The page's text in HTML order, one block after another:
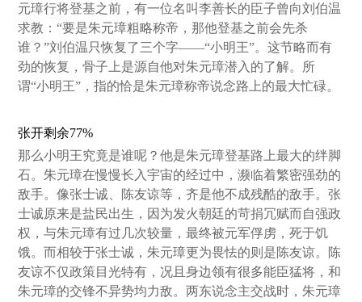
元璋行将登基之前，有一位名叫李善长的臣子曾向刘伯温
求教：“要是朱元璋粗略称帝，那他登基之前会先杀
谁？”刘伯温只恢复了三个字——“小明王”。这节略而有
劲的恢复，骨子上是源自他对朱元璋潜入的了解。所
谓“小明王”，指的恰是朱元璋称帝说念路上的最大忙碌。
张开剩余77%
那么小明王究竟是谁呢？他是朱元璋登基路上最大的绊脚
石。朱元璋在慢慢长入宇宙的经过中，濒临着繁密强劲的
敌手。像张士诚、陈友谅等，齐是他不成残酷的敌手。张
士诚原来是盐民出生，因为发火朝廷的苛捐冗赋而自强政
权，与朱元璋有过几次较量，最终被元军俘虏，死于饥
饿。而相较于张士诚，朱元璋更为畏怯的则是陈友谅。陈
友谅不仅政策目光特有，况且身边领有很多能臣猛将，和
朱元璋的交锋不异势均力敌。两东说念主交战时，朱元璋